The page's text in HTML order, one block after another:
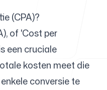
(CPA)?
of 'Cost per
een cruciale
kosten meet die
conversie te